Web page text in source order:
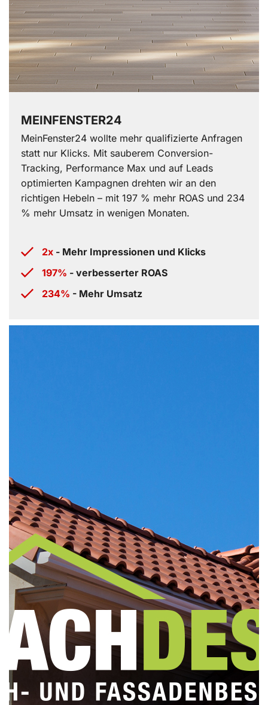
MEINFENSTER24
MeinFenster24 wollte mehr qualifizierte Anfragen
statt nur Klicks. Mit sauberem Conversion-
Tracking, Performance Max und auf Leads
optimierten Kampagnen drehten wir an den
richtigen Hebeln – mit 197 % mehr ROAS und 234
% mehr Umsatz in wenigen Monaten.
2x - Mehr Impressionen und Klicks
197% - verbesserter ROAS
234% - Mehr Umsatz